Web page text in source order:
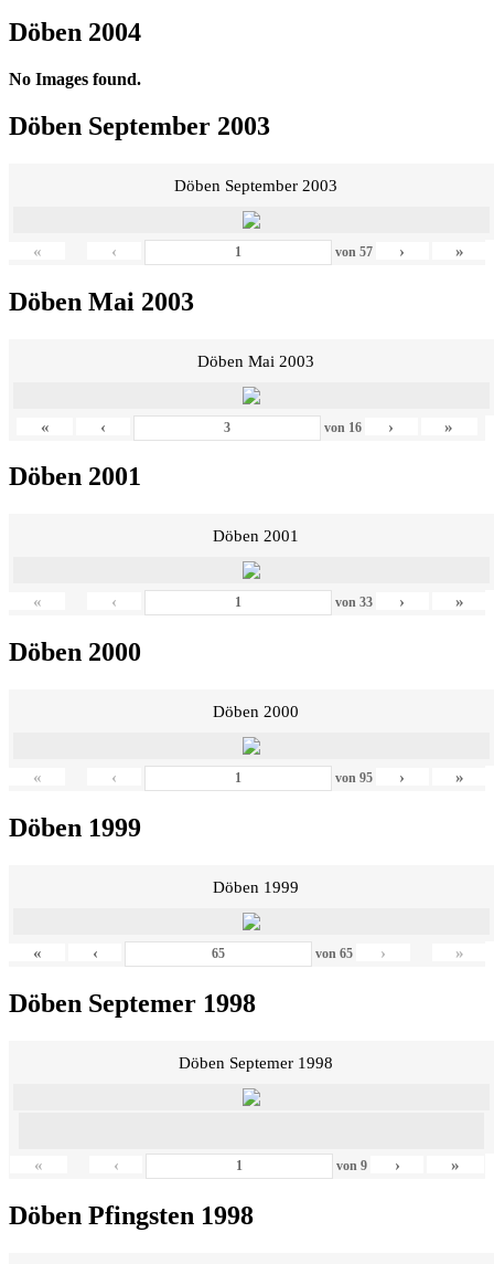
Döben 2004
No Images found.
Döben September 2003
Döben September 2003
« ‹ von 57 › »
Döben Mai 2003
Döben Mai 2003
« ‹ von 16 › »
Döben 2001
Döben 2001
« ‹ von 33 › »
Döben 2000
Döben 2000
« ‹ von 95 › »
Döben 1999
Döben 1999
« ‹ von65 › »
Döben Septemer 1998
Döben Septemer 1998
« ‹ von9 › »
Döben Pfingsten 1998